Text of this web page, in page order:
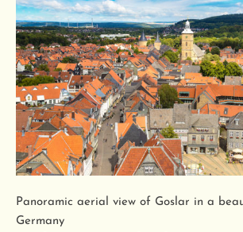
Panoramic aerial view of Goslar in a
Germany